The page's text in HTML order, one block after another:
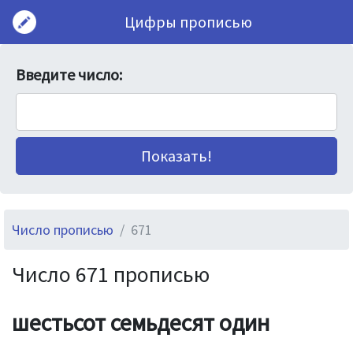
Цифры прописью
Введите число:
Число прописью 671
Число 671 прописью
шестьсот семьдесят один